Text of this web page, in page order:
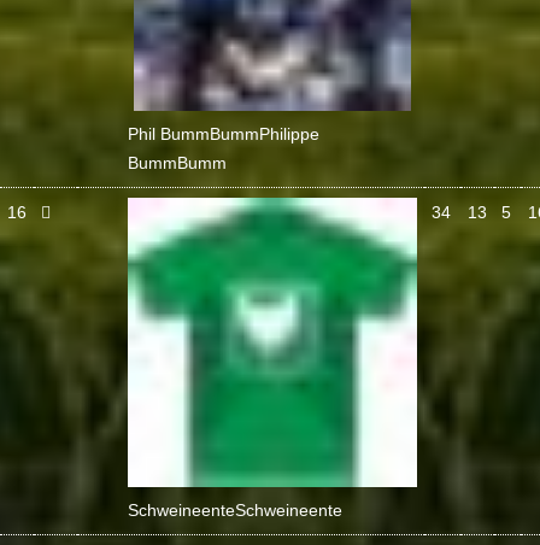
Phil BummBummPhilippe
BummBumm
16
SchweineenteSchweineente
34 13 5